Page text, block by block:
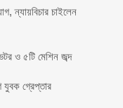
ন্যায়বিচার চাইলেন
ও ৫টি মেশিন জব্দ
যুবক গ্রেপ্তার